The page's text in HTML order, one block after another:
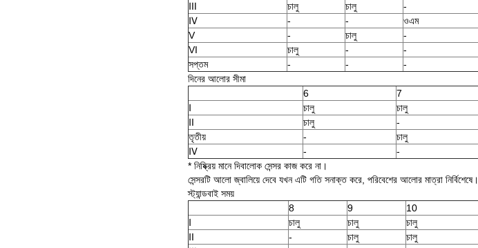
Ⅲ
চালু চালু -
Ⅳ
- - ওএম
V
- চালু -
VI
চালু - -
সপ্তম
- - -
দিনের আলোর সীমা
6
7
Ⅰ
চালু চালু
Ⅱ
চালু -
তৃতীয়
- চালু
Ⅳ
- -
* নিষ্ক্রিয় মানে দিবালোক সেন্সর কাজ করে না।
সেন্সরটি আলো জ্বালিয়ে দেবে যখন এটি গতি সনাক্ত করে, পরিবেশের আলোর মাত্রা নির্বিশেষে।
স্ট্যান্ডবাই সময়
8
9
10
Ⅰ
চালু চালু চালু
Ⅱ
- চালু চালু